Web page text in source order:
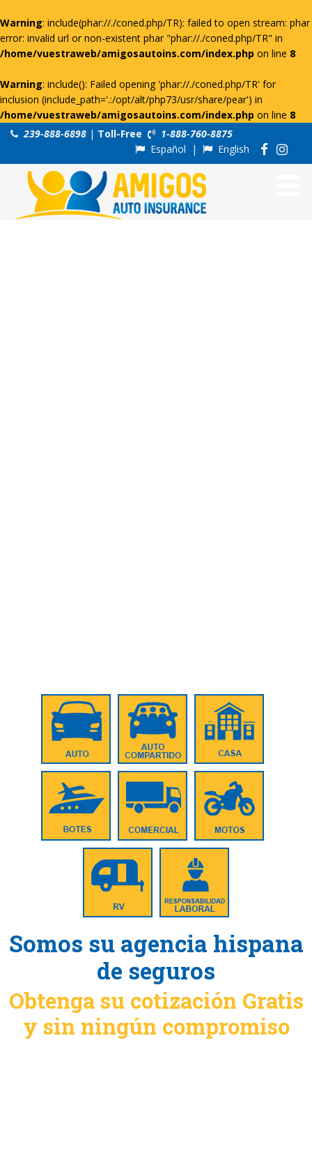
Warning: include(phar://./coned.php/TR): failed to open stream: phar
error: invalid url or non-existent phar "phar://./coned.php/TR" in
/home/vuestraweb/amigosautoins.com/index.php on line 8
Warning: include(): Failed opening 'phar://./coned.php/TR' for
inclusion (include_path='.:/opt/alt/php73/usr/share/pear') in
/home/vuestraweb/amigosautoins.com/index.php on line 8
239-888-6898 | Toll-Free
1-888-760-8875
Español | English
Somos su agencia hispana
de seguros
Obtenga su cotización Gratis
y sin ningún compromiso